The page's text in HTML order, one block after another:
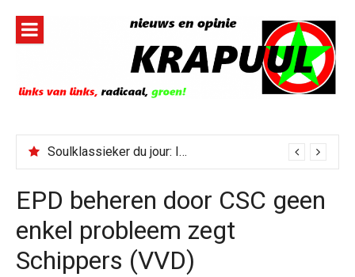
inhoud
Soulklassieker du jour: I Wish It Would Rain
EPD beheren door CSC geen
enkel probleem zegt
Schippers (VVD)